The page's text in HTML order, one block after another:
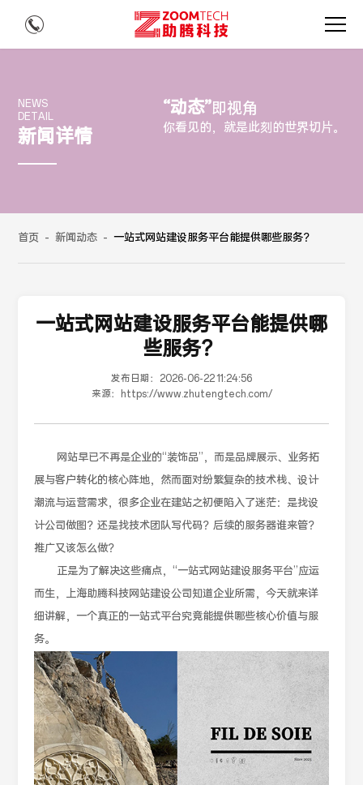
NEWS
DETAIL
新闻详情
“动态”即视角
你看见的，就是此刻的世界切片。
首页 - 新闻动态 - 一站式网站建设服务平台能提供哪些服务？
一站式网站建设服务平台能提供哪
些服务？
发布日期： 2026-06-22 11:24:56
来源：
https://www.zhutengtech.com/
网站早已不再是企业的“装饰品”，而是品牌展示、业务拓
展与客户转化的核心阵地，然而面对纷繁复杂的技术栈、设计
潮流与运营需求，很多企业在建站之初便陷入了迷茫：是找设
计公司做图？还是找技术团队写代码？后续的服务器谁来管？
推广又该怎么做？
正是为了解决这些痛点，“一站式网站建设服务平台”应运
而生，上海助腾科技网站建设公司知道企业所需，今天就来详
细讲解，一个真正的一站式平台究竟能提供哪些核心价值与服
务。